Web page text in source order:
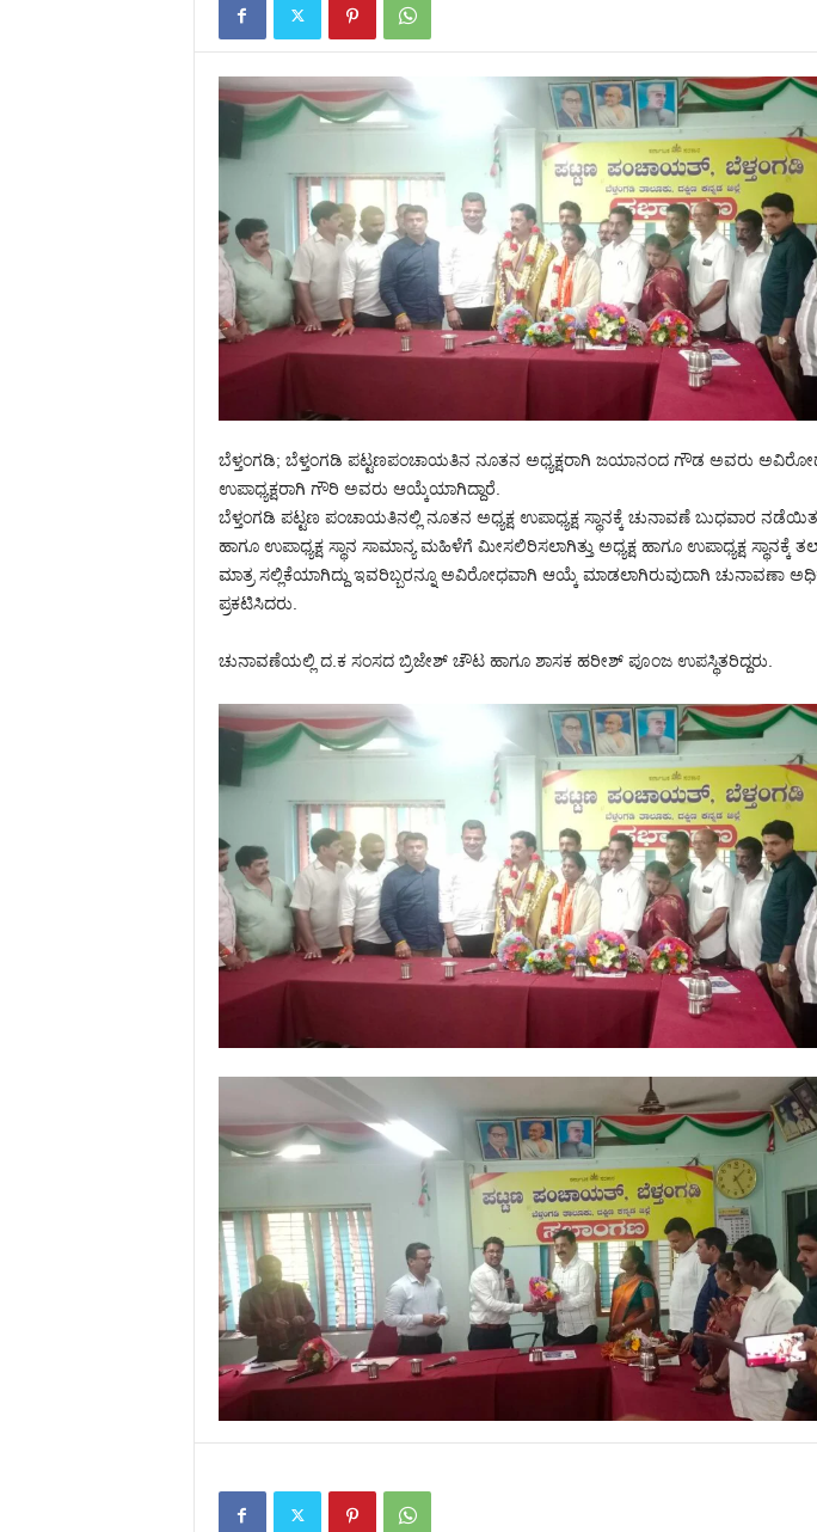
ಬೆಳ್ತಂಗಡಿ; ಬೆಳ್ತಂಗಡಿ ಪಟ್ಟಣಪಂಚಾಯತಿನ ನೂತನ ಅಧ್ಯಕ್ಷರಾಗಿ ಜಯಾನಂದ ಗೌಡ ಅವರು
ಉಪಾಧ್ಯಕ್ಷರಾಗಿ ಗೌರಿ ಅವರು ಆಯ್ಕೆಯಾಗಿದ್ದಾರೆ.
ಬೆಳ್ತಂಗಡಿ ಪಟ್ಟಣ ಪಂಚಾಯತಿನಲ್ಲಿ ನೂತನ ಅಧ್ಯಕ್ಷ ಉಪಾಧ್ಯಕ್ಷ ಸ್ಥಾನಕ್ಕೆ ಚುನಾವಣೆ ಬುಧವಾರ ನಡೆಯಿತು
ಹಾಗೂ ಉಪಾಧ್ಯಕ್ಷ ಸ್ಥಾನ ಸಾಮಾನ್ಯ ಮಹಿಳೆಗೆ ಮೀಸಲಿರಿಸಲಾಗಿತ್ತು ಅಧ್ಯಕ್ಷ ಹಾಗೂ ಉಪಾಧ್ಯಕ್ಷ ಸ್ಥಾನಕ್ಕೆ
ಮಾತ್ರ ಸಲ್ಲಿಕೆಯಾಗಿದ್ದು ಇವರಿಬ್ಬರನ್ನೂ ಅವಿರೋಧವಾಗಿ ಆಯ್ಕೆ ಮಾಡಲಾಗಿರುವುದಾಗಿ ಚುನಾವಣಾ
ಪ್ರಕಟಿಸಿದರು.
ಚುನಾವಣೆಯಲ್ಲಿ ದ.ಕ ಸಂಸದ ಬ್ರಿಜೇಶ್ ಚೌಟ ಹಾಗೂ ಶಾಸಕ ಹರೀಶ್ ಪೂಂಜ ಉಪಸ್ಥಿತರಿದ್ದರು.